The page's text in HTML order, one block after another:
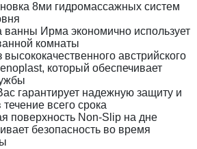
8ми гидромассажных систем
Ирма экономично использует
комнаты
высококачественного австрийского
который обеспечивает
гарантирует надежную защиту и
течение всего срока
поверхность Non-Slip на дне
безопасность во время